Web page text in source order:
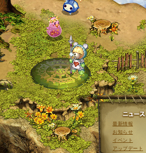
最新情報
お知らせ
イベント
アップデート